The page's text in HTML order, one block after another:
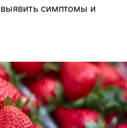
симптомы и